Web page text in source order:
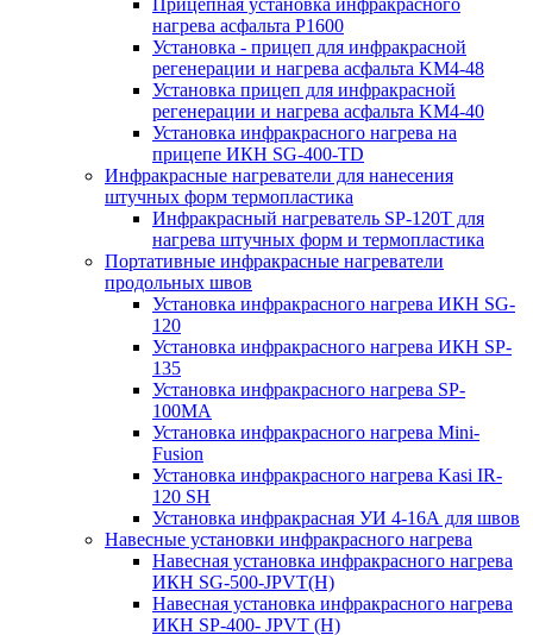
Прицепная установка инфракрасного
нагрева асфальта P1600
Установка - прицеп для инфракрасной
регенерации и нагрева асфальта KM4-48
Установка прицеп для инфракрасной
регенерации и нагрева асфальта KM4-40
Установка инфракрасного нагрева на
прицепе ИКН SG-400-TD
Инфракрасные нагреватели для нанесения
штучных форм термопластика
Инфракрасный нагреватель SP-120T для
нагрева штучных форм и термопластика
Портативные инфракрасные нагреватели
продольных швов
Установка инфракрасного нагрева ИКН SG-
120
Установка инфракрасного нагрева ИКН SP-
135
Установка инфракрасного нагрева SP-
100МА
Установка инфракрасного нагрева Mini-
Fusion
Установка инфракрасного нагрева Kasi IR-
120 SH
Установка инфракрасная УИ 4-16А для швов
Навесные установки инфракрасного нагрева
Навесная установка инфракрасного нагрева
ИКН SG-500-JPVT(H)
Навесная установка инфракрасного нагрева
ИКН SP-400- JPVT (Н)